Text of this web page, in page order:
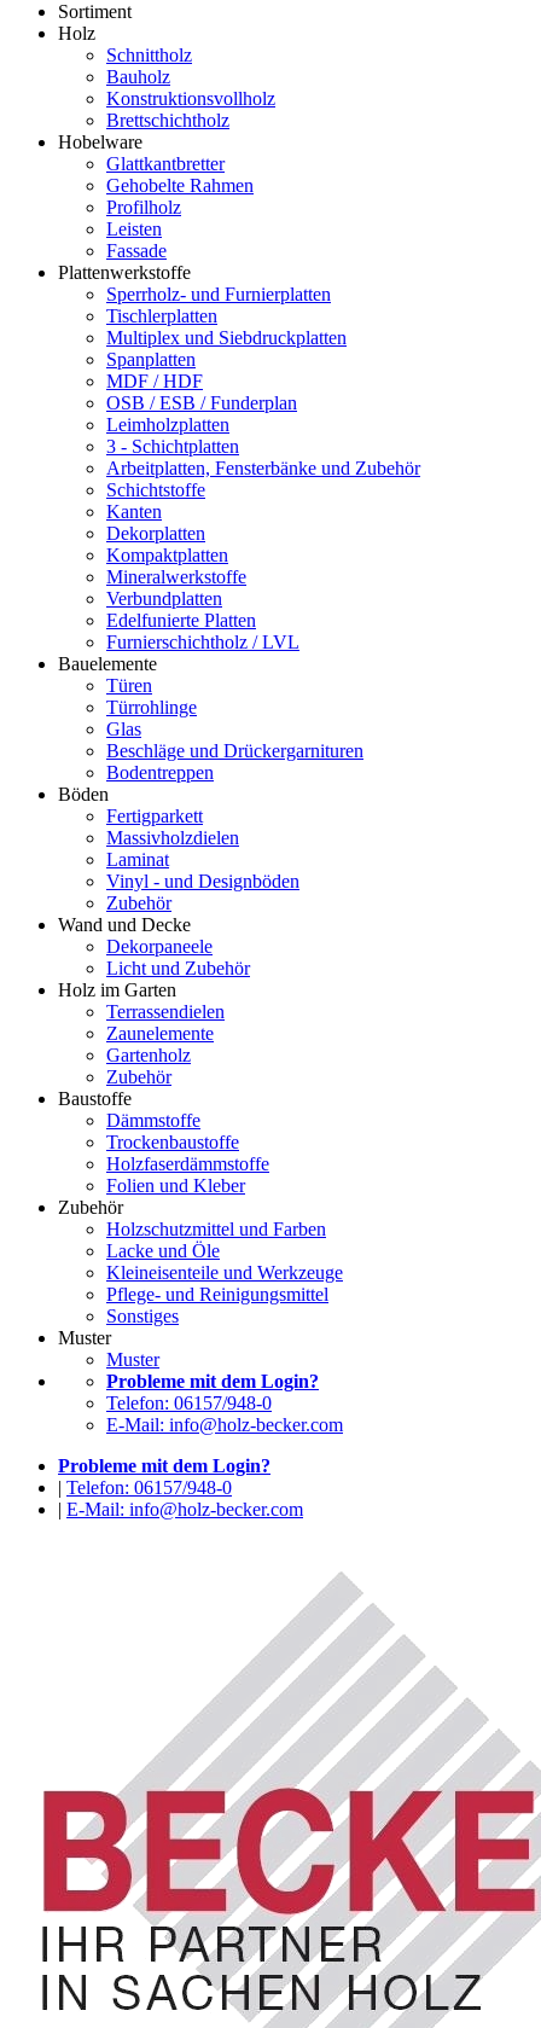
Sortiment
Holz
Schnittholz
Bauholz
Konstruktionsvollholz
Brettschichtholz
Hobelware
Glattkantbretter
Gehobelte Rahmen
Profilholz
Leisten
Fassade
Plattenwerkstoffe
Sperrholz- und Furnierplatten
Tischlerplatten
Multiplex und Siebdruckplatten
Spanplatten
MDF / HDF
OSB / ESB / Funderplan
Leimholzplatten
3 - Schichtplatten
Arbeitplatten, Fensterbänke und Zubehör
Schichtstoffe
Kanten
Dekorplatten
Kompaktplatten
Mineralwerkstoffe
Verbundplatten
Edelfunierte Platten
Furnierschichtholz / LVL
Bauelemente
Türen
Türrohlinge
Glas
Beschläge und Drückergarnituren
Bodentreppen
Böden
Fertigparkett
Massivholzdielen
Laminat
Vinyl - und Designböden
Zubehör
Wand und Decke
Dekorpaneele
Licht und Zubehör
Holz im Garten
Terrassendielen
Zaunelemente
Gartenholz
Zubehör
Baustoffe
Dämmstoffe
Trockenbaustoffe
Holzfaserdämmstoffe
Folien und Kleber
Zubehör
Holzschutzmittel und Farben
Lacke und Öle
Kleineisenteile und Werkzeuge
Pflege- und Reinigungsmittel
Sonstiges
Muster
Muster
Probleme mit dem Login?
Telefon: 06157/948-0
E-Mail: info@holz-becker.com
Probleme mit dem Login?
| Telefon: 06157/948-0
| E-Mail: info@holz-becker.com